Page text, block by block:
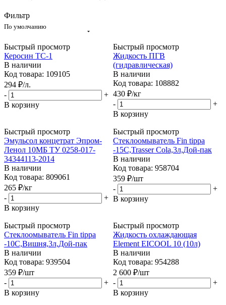
Фильтр
По умолчанию
Быстрый просмотр
Керосин ТС-1
В наличии
Код товара: 109105
294 ₽/л.
-
+
В корзину
Быстрый просмотр
Жидкость ПГВ
(гидравлическая)
В наличии
Код товара: 108882
430 ₽/кг
-
+
В корзину
Быстрый просмотр
Эмульсол концетрат Эпром-
Ленол 10МБ ТУ 0258-017-
34344113-2014
В наличии
Код товара: 809061
265 ₽/кг
-
+
В корзину
Быстрый просмотр
Стеклоомыватель Fin tippa
-15С,Trasser Cola,3л,Дой-пак
В наличии
Код товара: 958704
359 ₽/шт
-
+
В корзину
Быстрый просмотр
Стеклоомыватель Fin tippa
-10С,Вишня,3л,Дой-пак
В наличии
Код товара: 939504
359 ₽/шт
-
+
В корзину
Быстрый просмотр
Жидкость охлаждающая
Element EICOOL 10 (10л)
В наличии
Код товара: 954288
2 600 ₽/шт
-
+
В корзину